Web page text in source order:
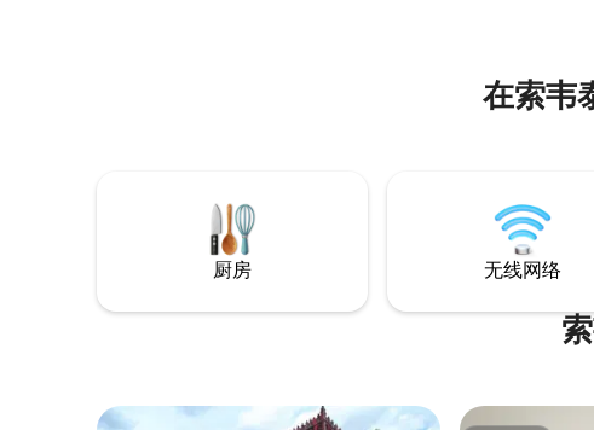
在索韦
厨房 无线网络